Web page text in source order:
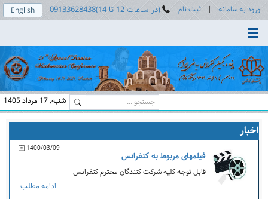
English (در ساعات 12 تا 14)09133628438 ورود به سامانه |
ثبت نام
شنبه, 17 مرداد 1405
اخبار
1400/03/09
فیلمهای مربوط به کنفرانس
قابل توجه کلیه شرکت کنندگان محترم کنفرانس
ادامه مطلب